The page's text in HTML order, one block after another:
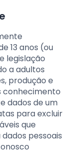
13 anos (ou
legislação
a adultos
produção e
conhecimento
dados de um
para excluir
que
pessoais